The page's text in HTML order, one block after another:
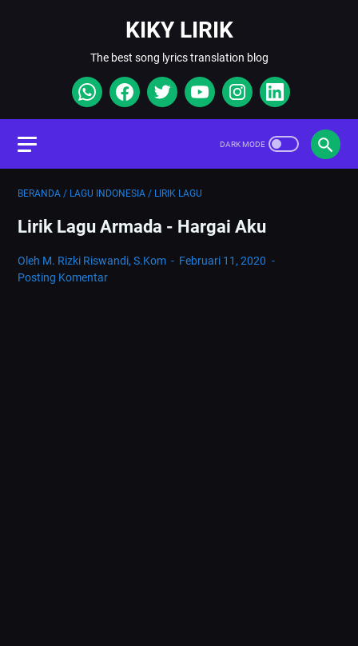
KIKY LIRIK
The best song lyrics translation blog
BERANDA / LAGU INDONESIA / LIRIK LAGU
Lirik Lagu Armada - Hargai Aku
Oleh M. Rizki Riswandi, S.Kom
Februari 11, 2020
Posting Komentar